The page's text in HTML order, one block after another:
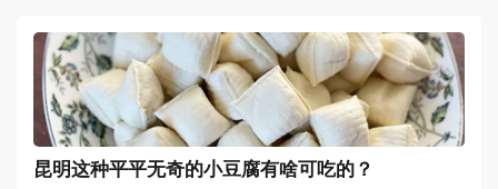
昆明这种平平无奇的小豆腐有啥可吃的？